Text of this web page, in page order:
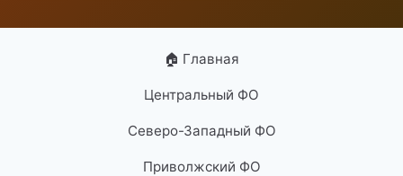
🏠 Главная
Центральный ФО
Северо-Западный ФО
Приволжский ФО